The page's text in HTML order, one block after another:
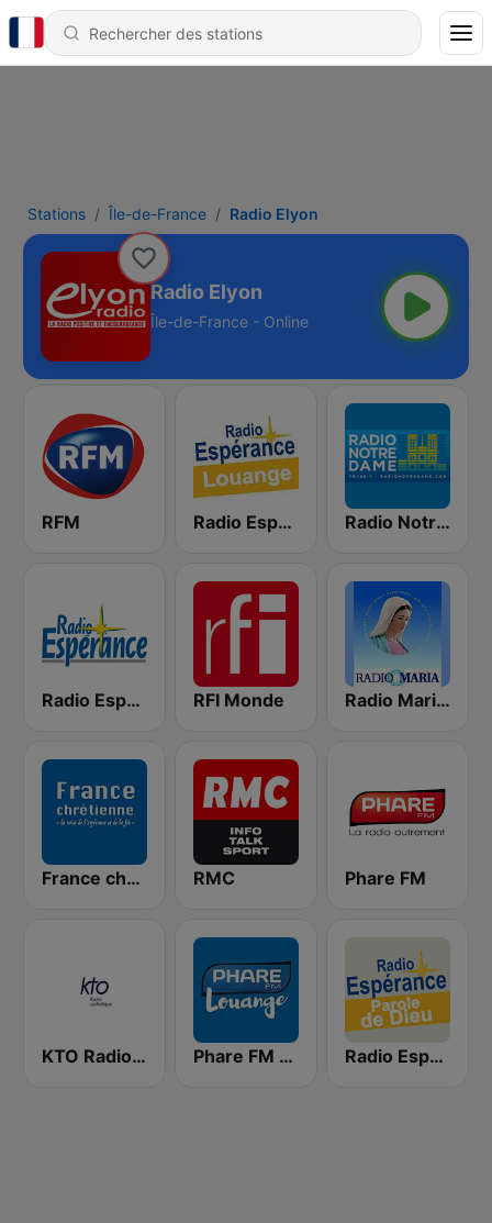
Stations Île-de-France Radio Elyon
Radio Elyon
Île-de-France - Online
RFM Radio Esperance Louange Radio Notre Dame
Radio Espérance RFI Monde Radio Maria France
France chrétienne RMC Phare FM
KTO Radio Catholique Phare FM Louange Radio Esperance Parole de Dieu